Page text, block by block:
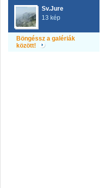
Sv.Jure
13 kép
Böngéssz a galériák
között!